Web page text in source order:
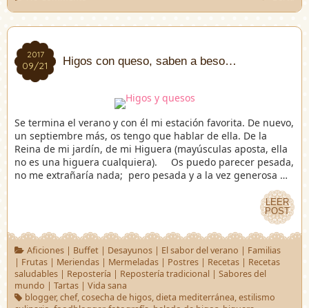
2017
09/21
2017
09/21 Higos con queso, saben a beso…
Se termina el verano y con él mi estación favorita. De nuevo,
un septiembre más, os tengo que hablar de ella. De la
Reina de mi jardín, de mi Higuera (mayúsculas aposta, ella
no es una higuera cualquiera). Os puedo parecer pesada,
no me extrañaría nada; pero pesada y a la vez generosa …
LEER
POST
LEER
POST
Aficiones| Buffet| Desayunos| El sabor del verano | Familias
| Frutas | Meriendas | Mermeladas | Postres | Recetas | Recetas
saludables | Repostería | Repostería tradicional | Sabores del
mundo | Tartas | Vida sana
blogger,chef,cosecha de higos,dieta mediterránea,estilismo